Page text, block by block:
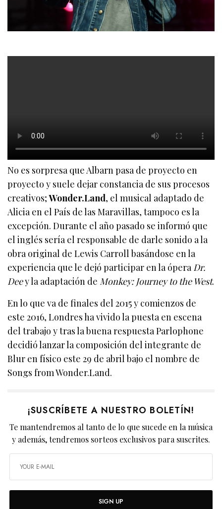
No es sorpresa que Albarn pasa de proyecto en
proyecto y suele dejar constancia de sus procesos
creativos;Wonder.Land, el musical adaptado de
Alicia en el País de las Maravillas, tampoco es la
excepción. Durante el año pasado se informó que
el inglés sería el responsable de darle sonido a la
obra original de Lewis Carroll basándose en la
experiencia que le dejó participar en la ópera Dr.
Deey la adaptación de Monkey: Journey to the West.
En lo que va de finales del 2015 y comienzos de
este 2016, Londres ha vivido la puesta en escena
del trabajo y tras la buena respuesta Parlophone
decidió lanzar la composición del integrante de
Blur en físico este 29 de abril bajo el nombre de
Songs from Wonder.Land.
¡SUSCRÍBETE A NUESTRO BOLETÍN!
Te mantendremos al tanto de lo que sucede en la música
y además, tendremos sorteos exclusivos para suscrites.
SIGN UP